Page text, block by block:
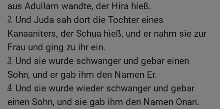
aus Adullam wandte, der Hira hieß.
2 Und Juda sah dort die Tochter eines
Kanaaniters, der Schua hieß, und er nahm sie zur
Frau und ging zu ihr ein.
3 Und sie wurde schwanger und gebar einen
Sohn, und er gab ihm den Namen Er.
4 Und sie wurde wieder schwanger und gebar
einen Sohn, und sie gab ihm den Namen Onan.